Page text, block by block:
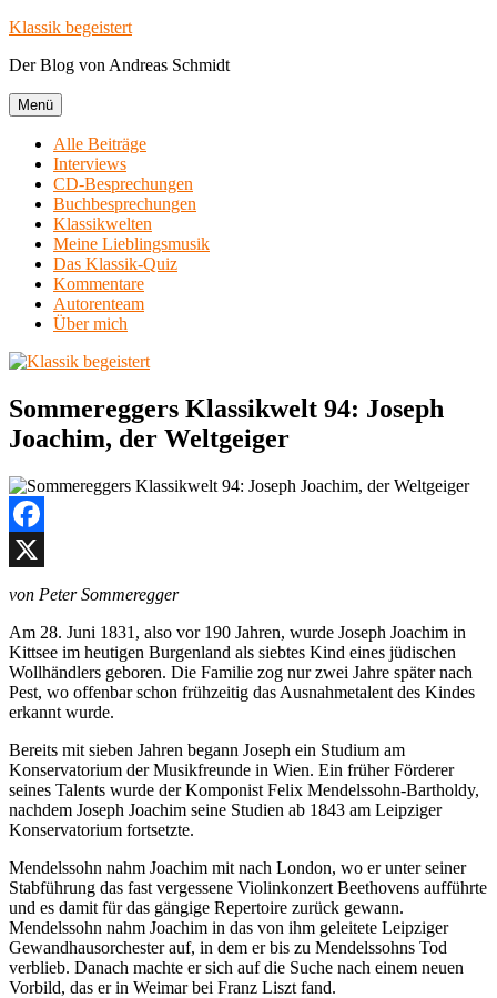
Zum
springen
Klassik begeistert
Der Blog von Andreas Schmidt
Menü
Alle Beiträge
Interviews
CD-Besprechungen
Buchbesprechungen
Klassikwelten
Meine Lieblingsmusik
Das Klassik-Quiz
Kommentare
Autorenteam
Über mich
Sommereggers Klassikwelt 94: Joseph
Joachim, der Weltgeiger
Facebook
von Peter Sommeregger
Am 28. Juni 1831, also vor 190 Jahren, wurde Joseph Joachim in
Kittsee im heutigen Burgenland als siebtes Kind eines jüdischen
Wollhändlers geboren. Die Familie zog nur zwei Jahre später nach
Pest, wo offenbar schon frühzeitig das Ausnahmetalent des Kindes
erkannt wurde.
Bereits mit sieben Jahren begann Joseph ein Studium am
Konservatorium der Musikfreunde in Wien. Ein früher Förderer
seines Talents wurde der Komponist Felix Mendelssohn-Bartholdy,
nachdem Joseph Joachim seine Studien ab 1843 am Leipziger
Konservatorium fortsetzte.
Mendelssohn nahm Joachim mit nach London, wo er unter seiner
Stabführung das fast vergessene Violinkonzert Beethovens aufführte
und es damit für das gängige Repertoire zurück gewann.
Mendelssohn nahm Joachim in das von ihm geleitete Leipziger
Gewandhausorchester auf, in dem er bis zu Mendelssohns Tod
verblieb. Danach machte er sich auf die Suche nach einem neuen
Vorbild, das er in Weimar bei Franz Liszt fand.